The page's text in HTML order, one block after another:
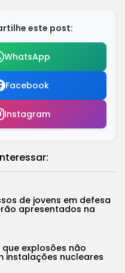
este post:
WhatsApp
Facebook
Instagram
de jovens em defesa
apresentados na
que explosões não
instalações nucleares